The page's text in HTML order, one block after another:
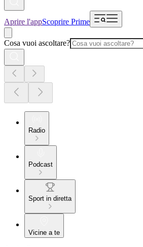
Aprire l'appScoprire Prime
Cosa vuoi ascoltare?
Radio
Podcast
Sport in diretta
Vicine a te